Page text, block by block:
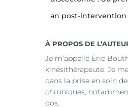
an post-intervention
À PROPOS DE
Je m’appelle Éric
kinésithérapeute. Je
dans la prise en soin
chroniques,
dos.